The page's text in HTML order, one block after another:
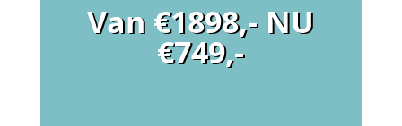
Van €1898,- NU
€749,-